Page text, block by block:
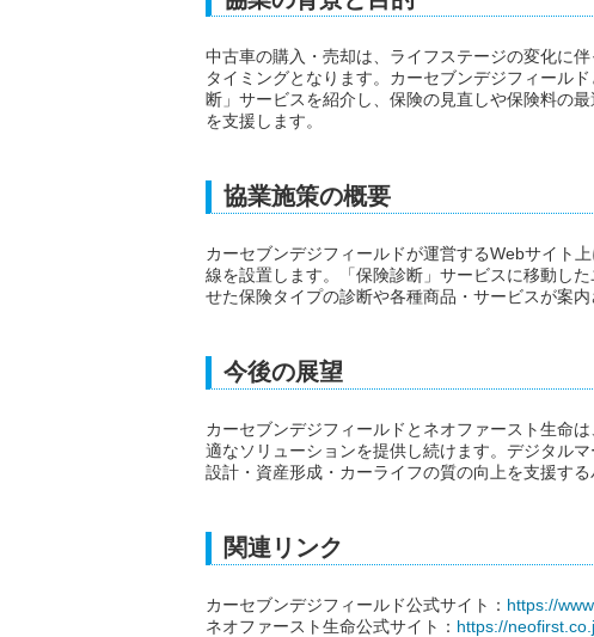
中古車の購入・売却は、ライフステージの変化に
タイミングとなります。カーセブンデジフィール
断」サービスを紹介し、保険の見直しや保険料の
を支援します。
協業施策の概要
カーセブンデジフィールドが運営するWebサイト
線を設置します。「保険診断」サービスに移動し
せた保険タイプの診断や各種商品・サービスが案
今後の展望
カーセブンデジフィールドとネオファースト生命
適なソリューションを提供し続けます。デジタル
設計・資産形成・カーライフの質の向上を支援す
関連リンク
カーセブンデジフィールド公式サイト： https://
ネオファースト生命公式サイト： https://